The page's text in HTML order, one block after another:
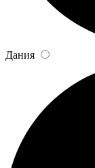
Дания